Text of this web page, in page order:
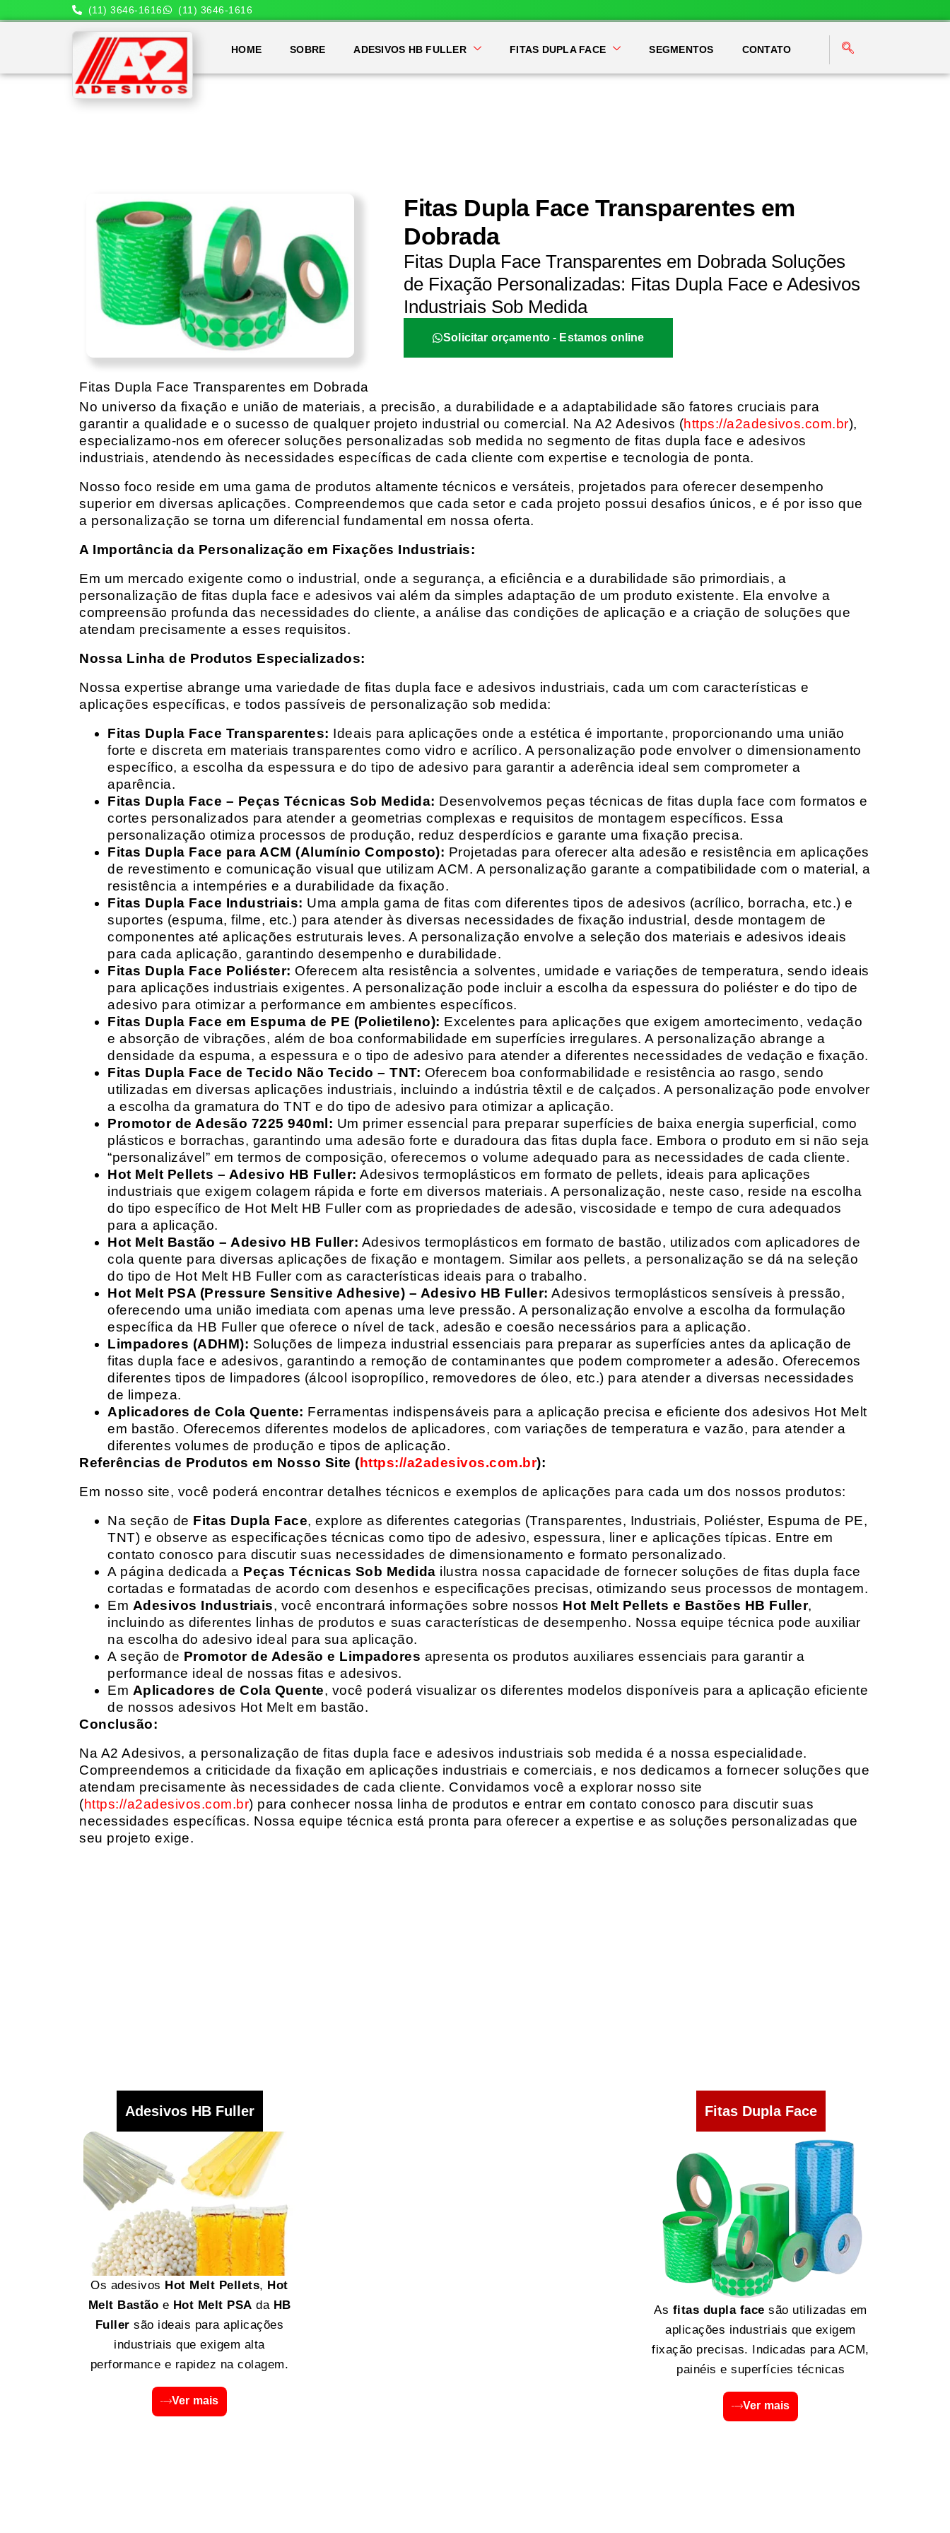
(11) 3646-1616 (11) 3646-1616
HOME SOBRE ADESIVOS HB FULLER FITAS DUPLA FACE SEGMENTOS CONTATO
Fitas Dupla Face Transparentes em
Dobrada
Fitas Dupla Face Transparentes em Dobrada Soluções
de Fixação Personalizadas: Fitas Dupla Face e Adesivos
Industriais Sob Medida
Solicitar orçamento - Estamos online
Fitas Dupla Face Transparentes em Dobrada
No universo da fixação e união de materiais, a precisão, a durabilidade e a adaptabilidade são fatores cruciais para
garantir a qualidade e o sucesso de qualquer projeto industrial ou comercial. Na A2 Adesivos (https://a2adesivos.com.br),
especializamo-nos em oferecer soluções personalizadas sob medida no segmento de fitas dupla face e adesivos
industriais, atendendo às necessidades específicas de cada cliente com expertise e tecnologia de ponta.
Nosso foco reside em uma gama de produtos altamente técnicos e versáteis, projetados para oferecer desempenho
superior em diversas aplicações. Compreendemos que cada setor e cada projeto possui desafios únicos, e é por isso que
a personalização se torna um diferencial fundamental em nossa oferta.
A Importância da Personalização em Fixações Industriais:
Em um mercado exigente como o industrial, onde a segurança, a eficiência e a durabilidade são primordiais, a
personalização de fitas dupla face e adesivos vai além da simples adaptação de um produto existente. Ela envolve a
compreensão profunda das necessidades do cliente, a análise das condições de aplicação e a criação de soluções que
atendam precisamente a esses requisitos.
Nossa Linha de Produtos Especializados:
Nossa expertise abrange uma variedade de fitas dupla face e adesivos industriais, cada um com características e
aplicações específicas, e todos passíveis de personalização sob medida:
Fitas Dupla Face Transparentes: Ideais para aplicações onde a estética é importante, proporcionando uma união
forte e discreta em materiais transparentes como vidro e acrílico. A personalização pode envolver o dimensionamento
específico, a escolha da espessura e do tipo de adesivo para garantir a aderência ideal sem comprometer a
aparência.
Fitas Dupla Face – Peças Técnicas Sob Medida: Desenvolvemos peças técnicas de fitas dupla face com formatos e
cortes personalizados para atender a geometrias complexas e requisitos de montagem específicos. Essa
personalização otimiza processos de produção, reduz desperdícios e garante uma fixação precisa.
Fitas Dupla Face para ACM (Alumínio Composto): Projetadas para oferecer alta adesão e resistência em aplicações
de revestimento e comunicação visual que utilizam ACM. A personalização garante a compatibilidade com o material, a
resistência a intempéries e a durabilidade da fixação.
Fitas Dupla Face Industriais: Uma ampla gama de fitas com diferentes tipos de adesivos (acrílico, borracha, etc.) e
suportes (espuma, filme, etc.) para atender às diversas necessidades de fixação industrial, desde montagem de
componentes até aplicações estruturais leves. A personalização envolve a seleção dos materiais e adesivos ideais
para cada aplicação, garantindo desempenho e durabilidade.
Fitas Dupla Face Poliéster: Oferecem alta resistência a solventes, umidade e variações de temperatura, sendo ideais
para aplicações industriais exigentes. A personalização pode incluir a escolha da espessura do poliéster e do tipo de
adesivo para otimizar a performance em ambientes específicos.
Fitas Dupla Face em Espuma de PE (Polietileno): Excelentes para aplicações que exigem amortecimento, vedação
e absorção de vibrações, além de boa conformabilidade em superfícies irregulares. A personalização abrange a
densidade da espuma, a espessura e o tipo de adesivo para atender a diferentes necessidades de vedação e fixação.
Fitas Dupla Face de Tecido Não Tecido – TNT: Oferecem boa conformabilidade e resistência ao rasgo, sendo
utilizadas em diversas aplicações industriais, incluindo a indústria têxtil e de calçados. A personalização pode envolver
a escolha da gramatura do TNT e do tipo de adesivo para otimizar a aplicação.
Promotor de Adesão 7225 940ml: Um primer essencial para preparar superfícies de baixa energia superficial, como
plásticos e borrachas, garantindo uma adesão forte e duradoura das fitas dupla face. Embora o produto em si não seja
“personalizável” em termos de composição, oferecemos o volume adequado para as necessidades de cada cliente.
Hot Melt Pellets – Adesivo HB Fuller: Adesivos termoplásticos em formato de pellets, ideais para aplicações
industriais que exigem colagem rápida e forte em diversos materiais. A personalização, neste caso, reside na escolha
do tipo específico de Hot Melt HB Fuller com as propriedades de adesão, viscosidade e tempo de cura adequados
para a aplicação.
Hot Melt Bastão – Adesivo HB Fuller: Adesivos termoplásticos em formato de bastão, utilizados com aplicadores de
cola quente para diversas aplicações de fixação e montagem. Similar aos pellets, a personalização se dá na seleção
do tipo de Hot Melt HB Fuller com as características ideais para o trabalho.
Hot Melt PSA (Pressure Sensitive Adhesive) – Adesivo HB Fuller: Adesivos termoplásticos sensíveis à pressão,
oferecendo uma união imediata com apenas uma leve pressão. A personalização envolve a escolha da formulação
específica da HB Fuller que oferece o nível de tack, adesão e coesão necessários para a aplicação.
Limpadores (ADHM): Soluções de limpeza industrial essenciais para preparar as superfícies antes da aplicação de
fitas dupla face e adesivos, garantindo a remoção de contaminantes que podem comprometer a adesão. Oferecemos
diferentes tipos de limpadores (álcool isopropílico, removedores de óleo, etc.) para atender a diversas necessidades
de limpeza.
Aplicadores de Cola Quente: Ferramentas indispensáveis para a aplicação precisa e eficiente dos adesivos Hot Melt
em bastão. Oferecemos diferentes modelos de aplicadores, com variações de temperatura e vazão, para atender a
diferentes volumes de produção e tipos de aplicação.
Referências de Produtos em Nosso Site (https://a2adesivos.com.br):
Em nosso site, você poderá encontrar detalhes técnicos e exemplos de aplicações para cada um dos nossos produtos:
Na seção de Fitas Dupla Face, explore as diferentes categorias (Transparentes, Industriais, Poliéster, Espuma de PE,
TNT) e observe as especificações técnicas como tipo de adesivo, espessura, liner e aplicações típicas. Entre em
contato conosco para discutir suas necessidades de dimensionamento e formato personalizado.
A página dedicada a Peças Técnicas Sob Medida ilustra nossa capacidade de fornecer soluções de fitas dupla face
cortadas e formatadas de acordo com desenhos e especificações precisas, otimizando seus processos de montagem.
Em Adesivos Industriais, você encontrará informações sobre nossos Hot Melt Pellets e Bastões HB Fuller,
incluindo as diferentes linhas de produtos e suas características de desempenho. Nossa equipe técnica pode auxiliar
na escolha do adesivo ideal para sua aplicação.
A seção de Promotor de Adesão e Limpadores apresenta os produtos auxiliares essenciais para garantir a
performance ideal de nossas fitas e adesivos.
Em Aplicadores de Cola Quente, você poderá visualizar os diferentes modelos disponíveis para a aplicação eficiente
de nossos adesivos Hot Melt em bastão.
Conclusão:
Na A2 Adesivos, a personalização de fitas dupla face e adesivos industriais sob medida é a nossa especialidade.
Compreendemos a criticidade da fixação em aplicações industriais e comerciais, e nos dedicamos a fornecer soluções que
atendam precisamente às necessidades de cada cliente. Convidamos você a explorar nosso site
(https://a2adesivos.com.br) para conhecer nossa linha de produtos e entrar em contato conosco para discutir suas
necessidades específicas. Nossa equipe técnica está pronta para oferecer a expertise e as soluções personalizadas que
seu projeto exige.
Adesivos HB Fuller
Os adesivos Hot Melt Pellets, Hot
Melt Bastão e Hot Melt PSA da HB
Fuller são ideais para aplicações
industriais que exigem alta
performance e rapidez na colagem.
Ver mais
Fitas Dupla Face
As fitas dupla face são utilizadas em
aplicações industriais que exigem
fixação precisas. Indicadas para ACM,
painéis e superfícies técnicas
Ver mais